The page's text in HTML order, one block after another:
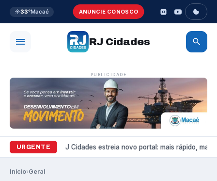
☀️33°Macaé ANUNCIE CONOSCO
RJ Cidades
PUBLICIDADE
URGENTE
Variedades RJ Cidades estreia novo portal: mais rápido, mais
Início›Geral